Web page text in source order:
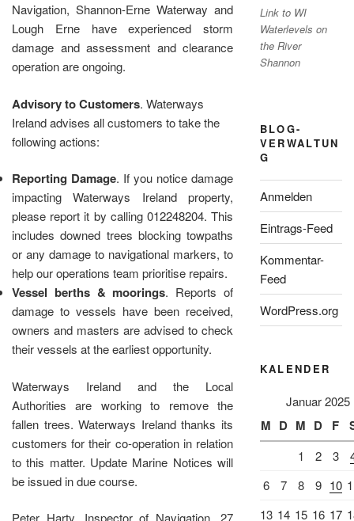
Navigation, Shannon-Erne Waterway and
Lough Erne have experienced storm
damage and assessment and clearance
operation are ongoing.
Advisory to Customers. Waterways
Ireland advises all customers to take the
following actions:
Reporting Damage. If you notice damage
impacting Waterways Ireland property,
please report it by calling 012248204. This
includes downed trees blocking towpaths
or any damage to navigational markers, to
help our operations team prioritise repairs.
Vessel berths & moorings. Reports of
damage to vessels have been received,
owners and masters are advised to check
their vessels at the earliest opportunity.
Waterways Ireland and the Local
Authorities are working to remove the
fallen trees. Waterways Ireland thanks its
customers for their co-operation in relation
to this matter. Update Marine Notices will
be issued in due course.
Peter Harty, Inspector of Navigation, 27
Link to WI
Waterlevels on
the River
Shannon
BLOG-
VERWALTUN
G
Anmelden
Eintrags-Feed
Kommentar-
Feed
WordPress.org
KALENDER
Januar 2025
M D M D F
1 2 3
6
7 8 9 10
13 14 15 16 17